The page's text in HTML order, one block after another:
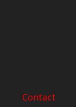
Contact